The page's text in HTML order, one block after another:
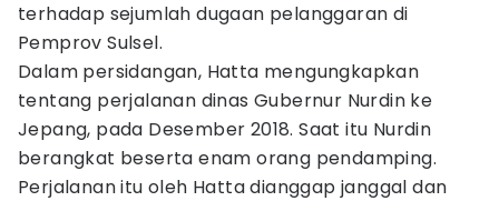
terhadap sejumlah dugaan pelanggaran di
Pemprov Sulsel.
Dalam persidangan, Hatta mengungkapkan
tentang perjalanan dinas Gubernur Nurdin ke
Jepang, pada Desember 2018. Saat itu Nurdin
berangkat beserta enam orang pendamping.
Perjalanan itu oleh Hatta dianggap janggal dan